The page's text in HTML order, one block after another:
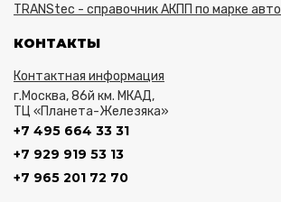
TRANStec - справочник АКПП по марке авто
КОНТАКТЫ
Контактная информация
г.Москва, 86й км. МКАД,
ТЦ «Планета-Железяка»
+7 495 664 33 31
+7 929 919 53 13
+7 965 201 72 70